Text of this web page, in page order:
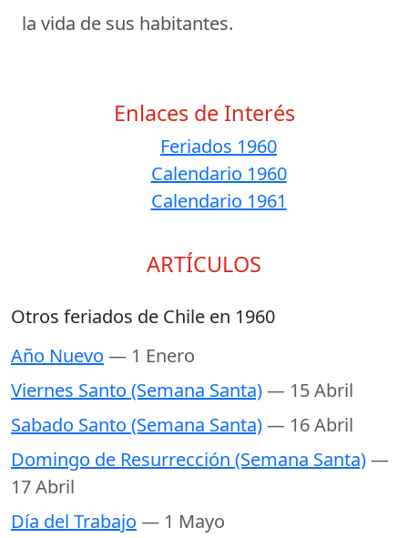
la vida de sus habitantes.
Enlaces de Interés
Feriados 1960
Calendario 1960
Calendario 1961
ARTÍCULOS
Otros feriados de Chile en 1960
Año Nuevo — 1 Enero
Viernes Santo (Semana Santa)— 15 Abril
Sabado Santo (Semana Santa)— 16 Abril
Domingo de Resurrección (Semana Santa)—
17 Abril
Día del Trabajo — 1 Mayo